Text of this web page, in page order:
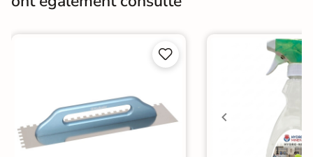
1er Choix
A coller sur chape
A coller sur ancien carrelage
Normes

